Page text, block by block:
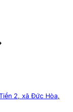
2, xã Đức Hòa,